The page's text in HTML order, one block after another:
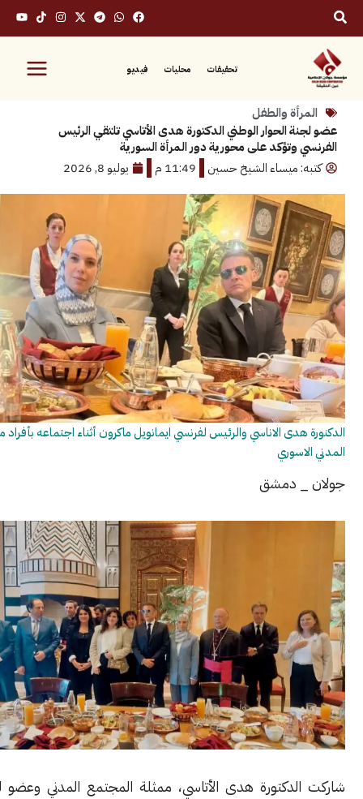
محليات فيديو
والطفل
الحوار الوطني الدكتورة هدى الأتاسي تلتقي الرئيس
وتؤكد على محورية دور المرأة السورية
ميساء الشيخ حسين
11:49 م يوليو 8, 2026
الاناسي والرئيس لفرنسي ايمانويل ماكرون أثناء اجتماعه بأفراد من المجتمع
​دمشق
هدى الأتاسي، ممثلة المجتمع المدني وعضو لجنة الحوار